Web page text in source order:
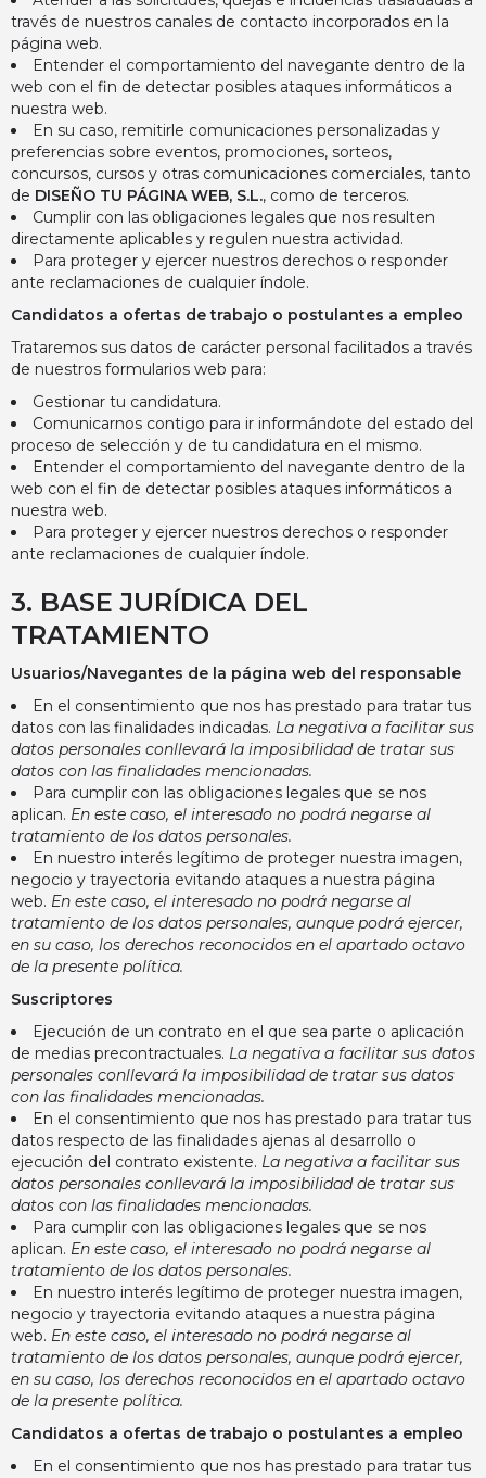
través de nuestros canales de contacto incorporados en la
página web.
Entender el comportamiento del navegante dentro de la
web con el fin de detectar posibles ataques informáticos a
nuestra web.
En su caso, remitirle comunicaciones personalizadas y
preferencias sobre eventos, promociones, sorteos,
concursos, cursos y otras comunicaciones comerciales, tanto
de DISEÑO TU PÁGINA WEB, S.L., como de terceros.
Cumplir con las obligaciones legales que nos resulten
directamente aplicables y regulen nuestra actividad.
Para proteger y ejercer nuestros derechos o responder
ante reclamaciones de cualquier índole.
Candidatos a ofertas de trabajo o postulantes a empleo
Trataremos sus datos de carácter personal facilitados a través
de nuestros formularios web para:
Gestionar tu candidatura.
Comunicarnos contigo para ir informándote del estado del
proceso de selección y de tu candidatura en el mismo.
Entender el comportamiento del navegante dentro de la
web con el fin de detectar posibles ataques informáticos a
nuestra web.
Para proteger y ejercer nuestros derechos o responder
ante reclamaciones de cualquier índole.
3. BASE JURÍDICA DEL
TRATAMIENTO
Usuarios/Navegantes de la página web del responsable
En el consentimiento que nos has prestado para tratar tus
datos con las finalidades indicadas. La negativa a facilitar sus
datos personales conllevará la imposibilidad de tratar sus
datos con las finalidades mencionadas.
Para cumplir con las obligaciones legales que se nos
aplican. En este caso, el interesado no podrá negarse al
tratamiento de los datos personales.
En nuestro interés legítimo de proteger nuestra imagen,
negocio y trayectoria evitando ataques a nuestra página
web. En este caso, el interesado no podrá negarse al
tratamiento de los datos personales, aunque podrá ejercer,
en su caso, los derechos reconocidos en el apartado octavo
de la presente política.
Suscriptores
Ejecución de un contrato en el que sea parte o aplicación
de medias precontractuales. La negativa a facilitar sus datos
personales conllevará la imposibilidad de tratar sus datos
con las finalidades mencionadas.
En el consentimiento que nos has prestado para tratar tus
datos respecto de las finalidades ajenas al desarrollo o
ejecución del contrato existente. La negativa a facilitar sus
datos personales conllevará la imposibilidad de tratar sus
datos con las finalidades mencionadas.
Para cumplir con las obligaciones legales que se nos
aplican. En este caso, el interesado no podrá negarse al
tratamiento de los datos personales.
En nuestro interés legítimo de proteger nuestra imagen,
negocio y trayectoria evitando ataques a nuestra página
web. En este caso, el interesado no podrá negarse al
tratamiento de los datos personales, aunque podrá ejercer,
en su caso, los derechos reconocidos en el apartado octavo
de la presente política.
Candidatos a ofertas de trabajo o postulantes a empleo
En el consentimiento que nos has prestado para tratar tus